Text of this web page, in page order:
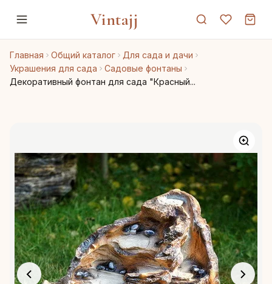
Vintajj
Главная Общий каталог
Для сада и дачи
Украшения для сада
Садовые фонтаны
Декоративный фонтан для сада "Красный...